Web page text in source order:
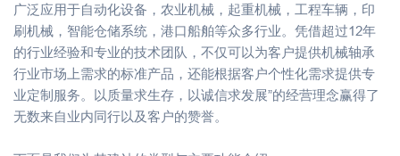
广泛应用于自动化设备，农业机械，起重机械，工程车辆，印
刷机械，智能仓储系统，港口船舶等众多行业。凭借超过12年
的行业经验和专业的技术团队，不仅可以为客户提供机械轴承
行业市场上需求的标准产品，还能根据客户个性化需求提供专
业定制服务。以质量求生存，以诚信求发展”的经营理念赢得了
无数来自业内同行以及客户的赞誉。